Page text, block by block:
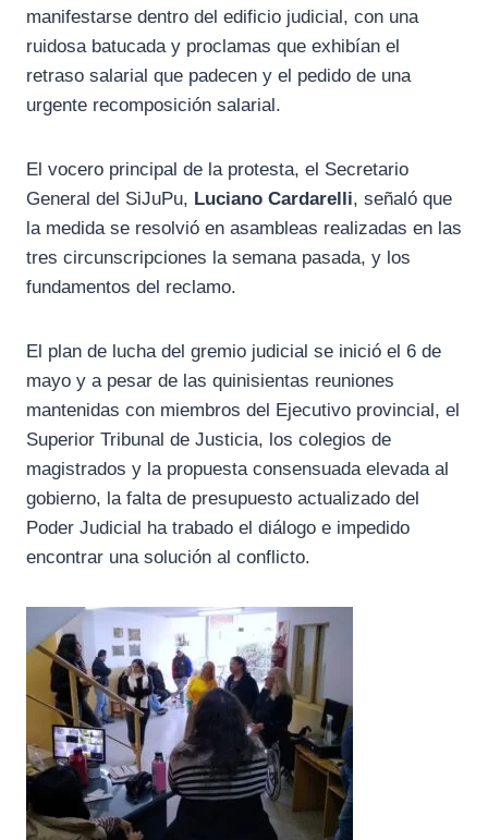
manifestarse dentro del edificio judicial, con una
ruidosa batucada y proclamas que exhibían el
retraso salarial que padecen y el pedido de una
urgente recomposición salarial.
El vocero principal de la protesta, el Secretario
General del SiJuPu, Luciano Cardarelli, señaló que
la medida se resolvió en asambleas realizadas en las
tres circunscripciones la semana pasada, y los
fundamentos del reclamo.
El plan de lucha del gremio judicial se inició el 6 de
mayo y a pesar de las quinisientas reuniones
mantenidas con miembros del Ejecutivo provincial, el
Superior Tribunal de Justicia, los colegios de
magistrados y la propuesta consensuada elevada al
gobierno, la falta de presupuesto actualizado del
Poder Judicial ha trabado el diálogo e impedido
encontrar una solución al conflicto.